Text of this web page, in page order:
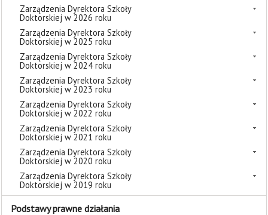
Zarządzenia Dyrektora Szkoły
Doktorskiej w 2026 roku
Zarządzenia Dyrektora Szkoły
Doktorskiej w 2025 roku
Zarządzenia Dyrektora Szkoły
Doktorskiej w 2024 roku
Zarządzenia Dyrektora Szkoły
Doktorskiej w 2023 roku
Zarządzenia Dyrektora Szkoły
Doktorskiej w 2022 roku
Zarządzenia Dyrektora Szkoły
Doktorskiej w 2021 roku
Zarządzenia Dyrektora Szkoły
Doktorskiej w 2020 roku
Zarządzenia Dyrektora Szkoły
Doktorskiej w 2019 roku
Podstawy prawne działania